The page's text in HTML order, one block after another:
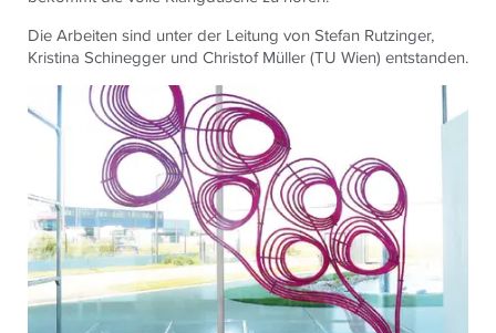
Die Arbeiten sind unter der Leitung von Stefan Rutzinger,
Kristina Schinegger und Christof Müller (TU Wien) entstanden.